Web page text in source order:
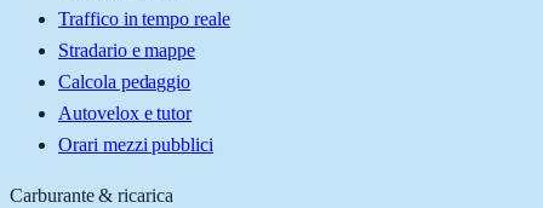
Traffico in tempo reale
Stradario e mappe
Calcola pedaggio
Autovelox e tutor
Orari mezzi pubblici
Carburante & ricarica